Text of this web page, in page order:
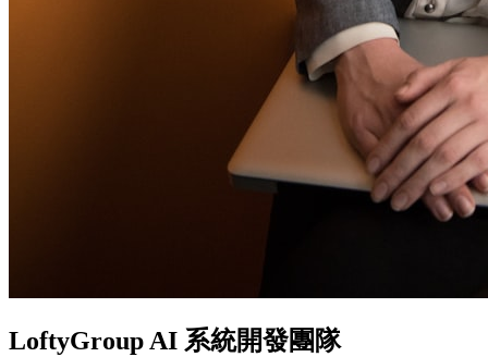
LoftyGroup AI 系統開發團隊